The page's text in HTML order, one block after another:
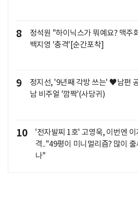
8
정석원 "하이닉스가 뭐예요? 맥주
백지영 '충격'[순간포착]
9
정지선, '9년째 각방 쓰는' ♥남편
남 비주얼 '깜짝'(사당귀)
10
'전자발찌 1호' 고영욱, 이번엔 이
격.."49평이 미니멀리즘? 많이
나"